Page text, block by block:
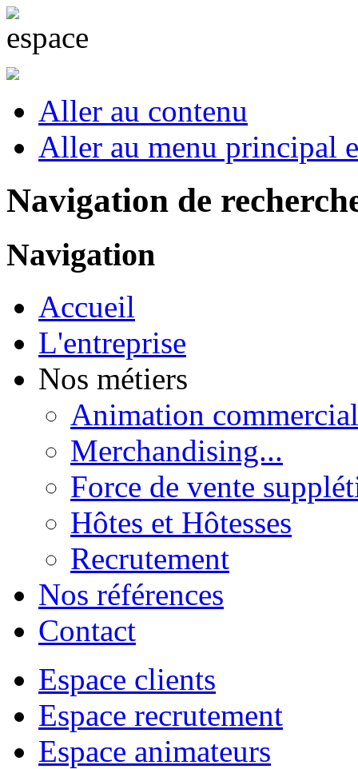
Aller au contenu
Aller au menu principal
Navigation de
Navigation
Accueil
L'entreprise
Nos métiers
Animation
Merchandising...
Force de vente
Hôtes et Hôtesses
Recrutement
Nos références
Contact
Espace clients
Espace recrutement
Espace animateurs